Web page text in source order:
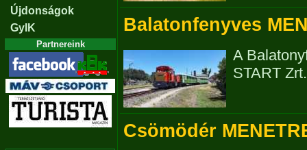
Újdonságok
GyIK
Partnereink
Balatonfenyves
A
START
Csömödér